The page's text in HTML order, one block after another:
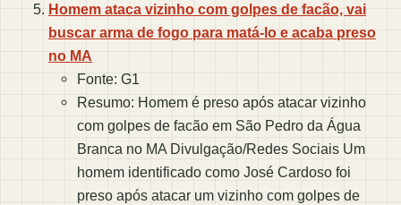
Homem ataca vizinho com golpes de facão, vai
buscar arma de fogo para matá-lo e acaba preso
no MA
Fonte: G1
Resumo: Homem é preso após atacar vizinho
com golpes de facão em São Pedro da Água
Branca no MA Divulgação/Redes Sociais Um
homem identificado como José Cardoso foi
preso após atacar um vizinho com golpes de